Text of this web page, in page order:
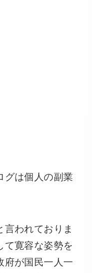
グは個人の副業
言われておりま
て寛容な姿勢を
府が国民一人一